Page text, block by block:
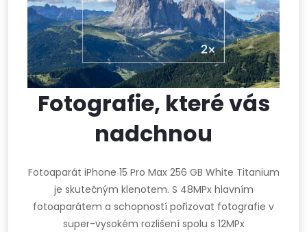
Fotografie, které vás
nadchnou
Fotoaparát iPhone 15 Pro Max 256 GB White Titanium
je skutečným klenotem. S 48MPx hlavním
fotoaparátem a schopností pořizovat fotografie v
super-vysokém rozlišení spolu s 12MPx